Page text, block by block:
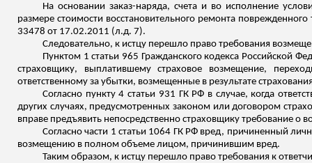
На основании заказ-наряда, счета и во исполнение
размере стоимости восстановительного ремонта
33478 от 17.02.2011 (л.д. 7).
Следовательно, к истцу перешло право требования
Пунктом 1 статьи 965 Гражданского кодекса Российской
страховщику, выплатившему страховое возмещение,
ответственному за убытки, возмещенные в результате
Согласно пункту 4 статьи 931 ГК РФ в случае, когда
других случаях, предусмотренных законом или договором
вправе предъявить непосредственно страховщику требование о
Согласно части 1 статьи 1064 ГК РФ вред, причиненный
возмещению в полном объеме лицом, причинившим вред.
Таким образом, к истцу перешло право требования к